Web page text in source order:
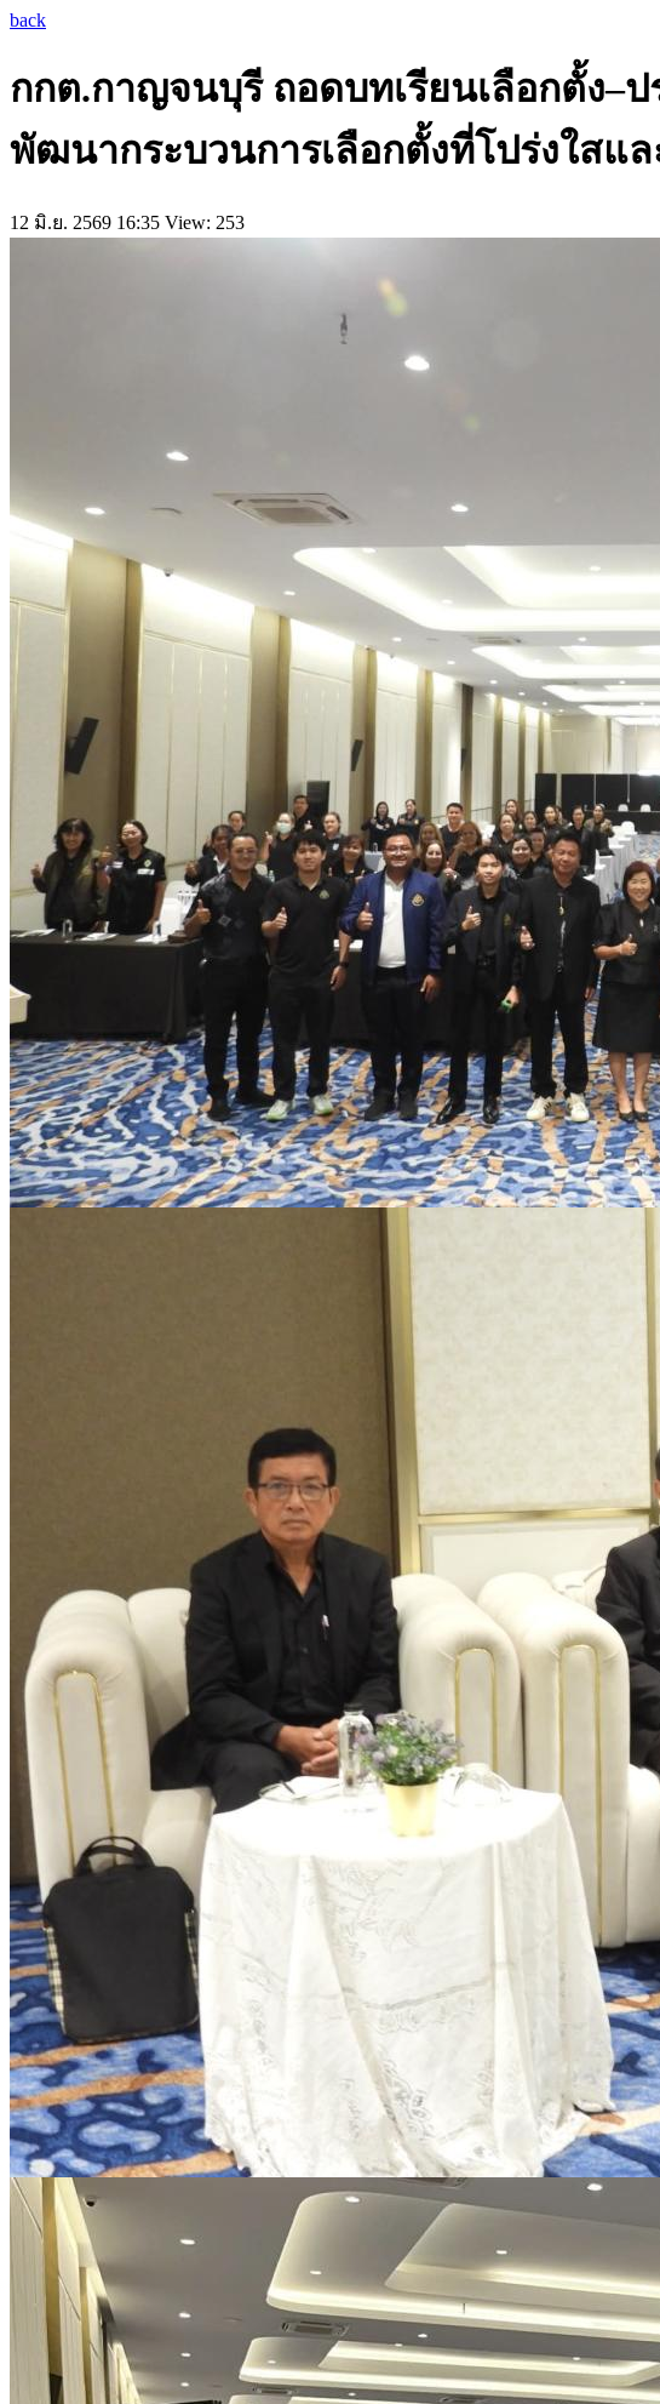
back
กกต.กาญจนบุรี ถอดบทเรียนเลือกตั้ง–
พัฒนากระบวนการเลือกตั้งที่โปร่งใสแ
12 มิ.ย. 2569 16:35 View: 253